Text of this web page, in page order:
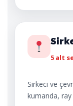
5 alt
Sirkeci ve
kumanda, ray